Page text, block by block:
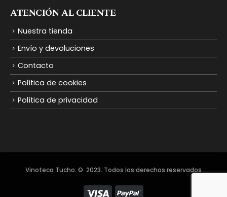
ATENCIÓN AL CLIENTE
Nuestra tienda
Envío y devoluciones
Contacto
Política de cookies
Política de privacidad
Vinoteca Tucho. © 2023. Todos los derechos reservados